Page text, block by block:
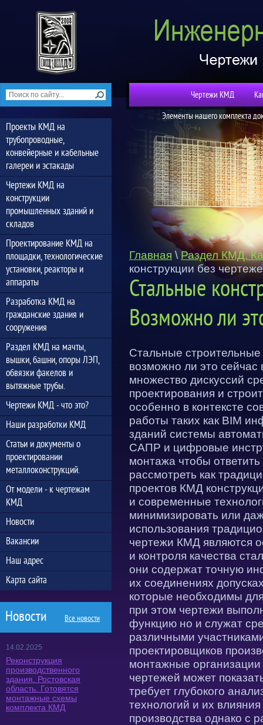
Чертежи КМД
Элементы нашего комплекта
Главная \ Раздел КМД.
конструкции без
Стальные
Возможно ли
Стальные строительные
возможно ли это
множество дискуссий
проектирования и
особенно в контексте
работы таких как BIM
зданий системы
САПР и цифровые
монтажа чтобы
рассмотреть как
проектов КМД
и современные
минимизировать или
использования
чертежи КМД являются
и контроля качества
они содержат точную
их соединениях
которые необходимы
при этом чертежи
функцию но и служат
различными
проектировщиков
монтажные организации
чертежей может
требует глубокого
технологий и их
производства однако с
Проекты КМД на
трубопроводные,
конвейерные и кабельные
галереи и эстакады
Чертежи КМД на
конструкции
промышленных зданий и
складов
Проектирование КМД на
площадки, технологические
установки, реакторы и
аппараты
Разработка КМД на
гражданские здания и
сооружения
Раздел КМД на мачты,
вышки, башни, опоры ЛЭП,
обвязки факелов и
вытяжные трубы.
Чертежи КМД - что это?
Наши разработки КМД
Статьи и документы о
проектировании
металлоконструкций.
От модели - к чертежам
КМД
Новости
Вакансии
Наш адрес
Карта сайта
Новости Все новости
14.02.2025
Реконструкция
производственного
здания. Ростовская
область. Готовятся
монтажные схемы
комплекта КМД